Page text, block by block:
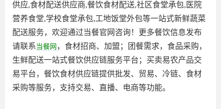
供应,食材配送供应商,餐饮食材配送,社区食堂承包,医院
营养食堂,学校食堂承包,工地饭堂外包等一站式新鲜蔬菜
配送服务，欢迎通过当餐官网咨询！更多餐饮信息发布
请联系当餐网 ，食材招商、加盟；团餐需求，食品采购，
生鲜配送一站式餐饮供应链服务平台；买卖易农产品交
易平台，餐饮食材供应链提供批发、贸易、冷链、食材
采购等服务，支持交易、直播、电商等功能。